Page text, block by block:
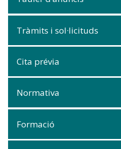
Tràmits i sol·licituds
Cita prévia
Normativa
Formació